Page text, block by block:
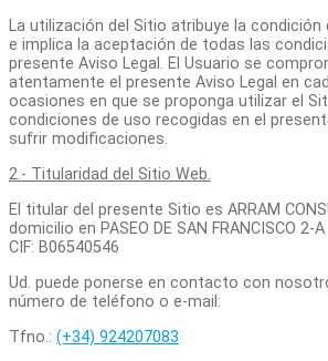
La utilización del Sitio atribuye la condición
e implica la aceptación de todas las
presente Aviso Legal. El Usuario se
atentamente el presente Aviso Legal en
ocasiones en que se proponga utilizar el
condiciones de uso recogidas en el
sufrir modificaciones.
2.- Titularidad del Sitio Web.
El titular del presente Sitio es ARRAM
domicilio en PASEO DE SAN FRANCISCO 2-
CIF: B06540546
Ud. puede ponerse en contacto con
número de teléfono o e-mail:
Tfno.: (+34) 924207083